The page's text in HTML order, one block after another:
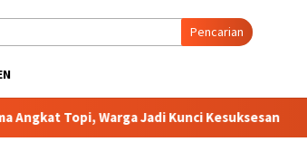
Pencarian
Warga Jadi Kunci Kesuksesan DPP